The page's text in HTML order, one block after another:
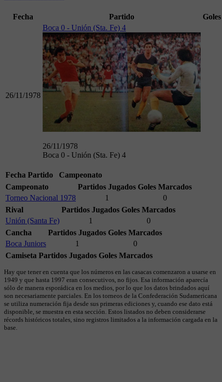
Fecha Partido Goles
26/11/1978
Boca 0 - Unión (Sta. Fe) 4
26/11/1978
Boca 0 - Unión (Sta. Fe) 4
Fecha Partido
Campeonato
Campeonato
Partidos Jugados Goles Marcados
Torneo Nacional 1978
1
0
Rival
Partidos Jugados Goles Marcados
Unión (Santa Fe)
1
0
Cancha
Partidos Jugados Goles Marcados
Boca Juniors
1
0
Camiseta Partidos Jugados Goles Marcados
Hay que tener en cuenta que los números en las casacas comenzaron a usarse en
1949 y que hasta 1997 eran consecutivos, no fijos. Esa información aparecía
sólo de manera esporádica en los medios, por lo que los datos brindados aquí
son necesariamente parciales. En los torneos de la Confederación Sudamericana
se utiliza numeración fija desde sus primeras ediciones y, cuando ese dato está
disponible, se muestra en esta sección. Estos listados no deben considerarse
récords históricos totales, sino registros limitados a la información cargada en la
base.